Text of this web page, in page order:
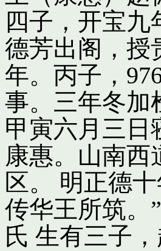
四子，开宝九
德芳出阁，授
年。丙子，
事。三年冬加
甲寅六月三日
康惠。山南西
区。 明正德
传华王所筑。
氏 生有三子